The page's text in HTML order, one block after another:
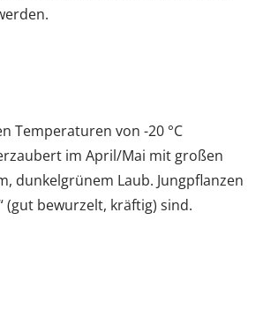
Temperaturen von -20 °C
im April/Mai mit großen
dunkelgrünem Laub. Jungpflanzen
(gut bewurzelt, kräftig) sind.